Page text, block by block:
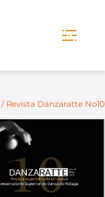
/ Revista Danzaratte No10